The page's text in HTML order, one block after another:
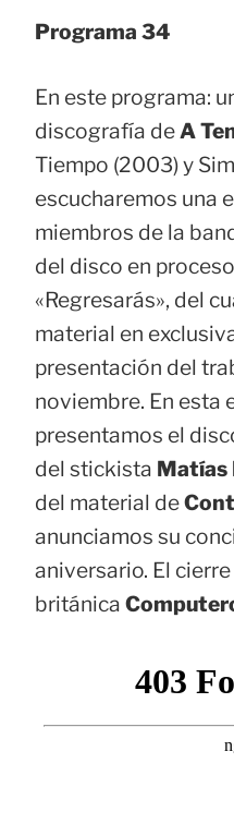
Programa 34
En este programa:
discografía deA
Tiempo (2003) y
escucharemos una
miembros de la
del disco en
«Regresarás», del
material en
presentación del
noviembre. En esta
presentamos el
del stickista
del material de
anunciamos su
aniversario. El
británica